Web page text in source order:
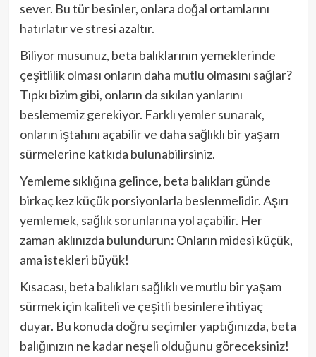
sever. Bu tür besinler, onlara doğal ortamlarını
hatırlatır ve stresi azaltır.
Biliyor musunuz, beta balıklarının yemeklerinde
çeşitlilik olması onların daha mutlu olmasını sağlar?
Tıpkı bizim gibi, onların da sıkılan yanlarını
beslememiz gerekiyor. Farklı yemler sunarak,
onların iştahını açabilir ve daha sağlıklı bir yaşam
sürmelerine katkıda bulunabilirsiniz.
Yemleme sıklığına gelince, beta balıkları günde
birkaç kez küçük porsiyonlarla beslenmelidir. Aşırı
yemlemek, sağlık sorunlarına yol açabilir. Her
zaman aklınızda bulundurun: Onların midesi küçük,
ama istekleri büyük!
Kısacası, beta balıkları sağlıklı ve mutlu bir yaşam
sürmek için kaliteli ve çeşitli besinlere ihtiyaç
duyar. Bu konuda doğru seçimler yaptığınızda, beta
balığınızın ne kadar neşeli olduğunu göreceksiniz!